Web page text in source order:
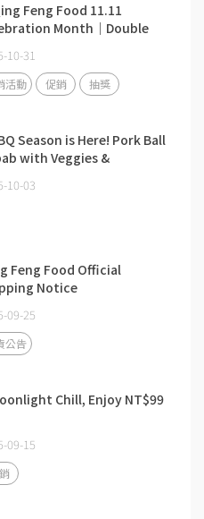
Feng Food 11.11
Month｜Double
】
10-31
活動 促銷 抽獎
Season is Here! Pork Ball
with Veggies &
Choice
10-03
Feng Food Official
Notice
09-25
公告
Chill, Enjoy NT$99
09-15